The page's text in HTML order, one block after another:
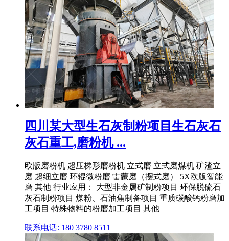
四川某大型生石灰制粉项目生石灰石
灰石重工,磨粉机 ...
欧版磨粉机 超压梯形磨粉机 立式磨 立式磨煤机 矿渣立
磨 超细立磨 环辊微粉磨 雷蒙磨（摆式磨） 5X欧版智能
磨 其他 行业应用： 大型非金属矿制粉项目 环保脱硫石
灰石制粉项目 煤粉、石油焦制备项目 重质碳酸钙粉磨加
工项目 特殊物料的粉磨加工项目 其他
联系电话: 180 3780 8511